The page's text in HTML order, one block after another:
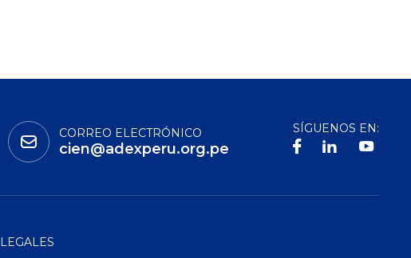
CORREO ELECTRÓNICO
cien@adexperu.org.pe
SÍGUENOS EN:
LEGALES